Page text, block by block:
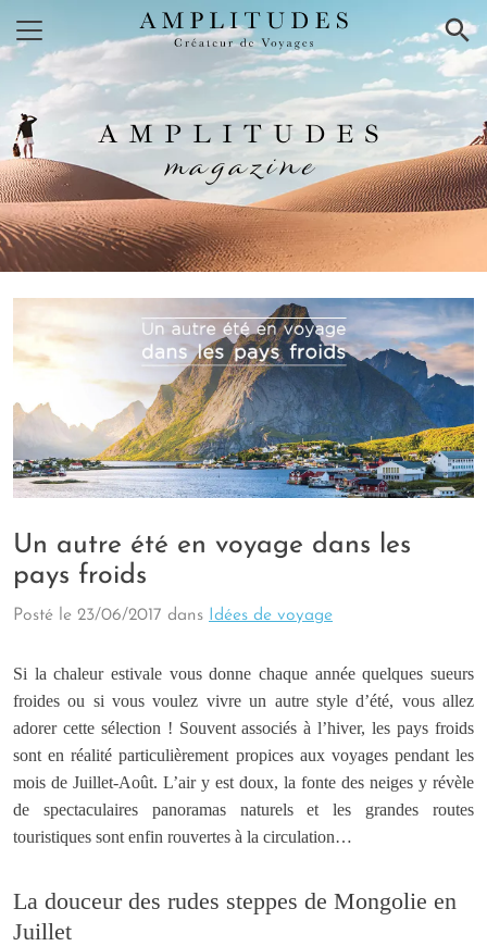
×
AMPLITUDES
magazine
Un autre été en voyage dans les
pays froids
Posté le 23/06/2017 dans Idées de voyage
Si la chaleur estivale vous donne chaque année quelques sueurs
froides ou si vous voulez vivre un autre style d’été, vous allez
adorer cette sélection ! Souvent associés à l’hiver, les pays froids
sont en réalité particulièrement propices aux voyages pendant les
mois de Juillet-Août. L’air y est doux, la fonte des neiges y révèle
de spectaculaires panoramas naturels et les grandes routes
touristiques sont enfin rouvertes à la circulation…
La douceur des rudes steppes de Mongolie en
Juillet